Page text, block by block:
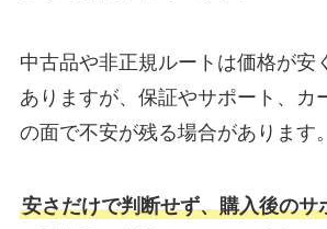
中古品や非正規ルートは価格が安
ありますが、保証やサポート、カ
の面で不安が残る場合があります。
安さだけで判断せず、購入後のサ